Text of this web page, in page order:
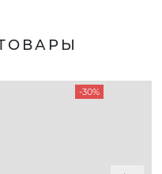
-30%